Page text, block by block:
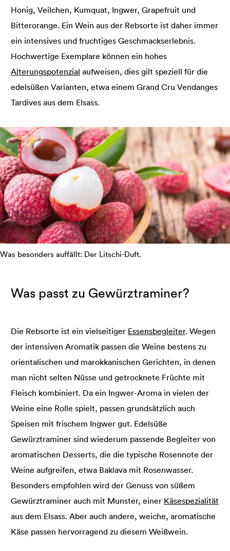
Honig, Veilchen, Kumquat, Ingwer, Grapefruit und
Bitterorange. Ein Wein aus der Rebsorte ist daher immer
ein intensives und fruchtiges Geschmackserlebnis.
Hochwertige Exemplare können ein hohes
Alterungspotenzial aufweisen, dies gilt speziell für die
edelsüßen Varianten, etwa einem Grand Cru Vendanges
Tardives aus dem Elsass.
Was besonders auffällt: Der Litschi-Duft.
Was passt zu Gewürztraminer?
Die Rebsorte ist ein vielseitiger Essensbegleiter. Wegen
der intensiven Aromatik passen die Weine bestens zu
orientalischen und marokkanischen Gerichten, in denen
man nicht selten Nüsse und getrocknete Früchte mit
Fleisch kombiniert. Da ein Ingwer-Aroma in vielen der
Weine eine Rolle spielt, passen grundsätzlich auch
Speisen mit frischem Ingwer gut. Edelsüße
Gewürztraminer sind wiederum passende Begleiter von
aromatischen Desserts, die die typische Rosennote der
Weine aufgreifen, etwa Baklava mit Rosenwasser.
Besonders empfohlen wird der Genuss von süßem
Gewürztraminer auch mit Munster, einer Käsespezialität
aus dem Elsass. Aber auch andere, weiche, aromatische
Käse passen hervorragend zu diesem Weißwein.